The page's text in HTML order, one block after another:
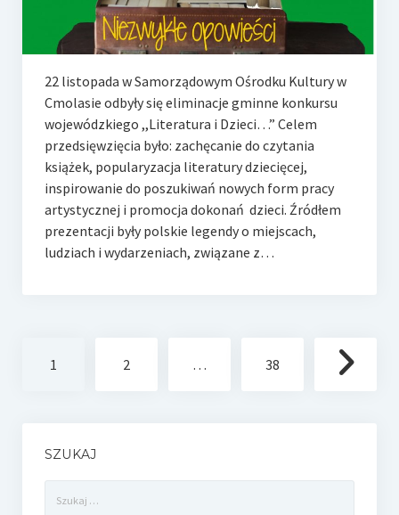
22 listopada w Samorządowym Ośrodku Kultury w
Cmolasie odbyły się eliminacje gminne konkursu
wojewódzkiego ,,Literatura i Dzieci…” Celem
przedsięwzięcia było: zachęcanie do czytania
książek, popularyzacja literatury dziecięcej,
inspirowanie do poszukiwań nowych form pracy
artystycznej i promocja dokonań dzieci. Źródłem
prezentacji były polskie legendy o miejscach,
ludziach i wydarzeniach, związane z…
wpisów
1 2 … 38
SZUKAJ